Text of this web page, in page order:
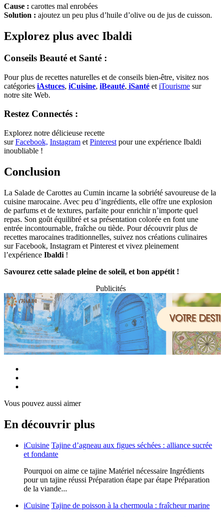
Cause : carottes mal enrobées
Solution : ajoutez un peu plus d’huile d’olive ou de jus de cuisson.
Explorez plus avec Ibaldi
Conseils Beauté et Santé :
Pour plus de recettes naturelles et de conseils bien-être, visitez nos
catégories iAstuces, iCuisine, iBeauté, iSanté et iTourisme sur
notre site Web.
Restez Connectés :
Explorez notre délicieuse recette
surFacebook, Instagram et Pinterest pour une expérience Ibaldi
inoubliable !
Conclusion
La Salade de Carottes au Cumin incarne la sobriété savoureuse de la
cuisine marocaine. Avec peu d’ingrédients, elle offre une explosion
de parfums et de textures, parfaite pour enrichir n’importe quel
repas. Son goût équilibré et sa présentation colorée en font une
entrée incontournable, fraîche ou tiède. Pour découvrir plus de
recettes marocaines traditionnelles, suivez nos créations culinaires
sur Facebook, Instagram et Pinterest et vivez pleinement
l’expérience Ibaldi !
Savourez cette salade pleine de soleil, et bon appétit !
Publicités
Vous pouvez aussi aimer
En découvrir plus
iCuisine Tajine d’agneau aux figues séchées : alliance sucrée
et fondante
Pourquoi on aime ce tajine Matériel nécessaire Ingrédients
pour un tajine réussi Préparation étape par étape Préparation
de la viande...
iCuisine Tajine de poisson à la chermoula : fraîcheur marine